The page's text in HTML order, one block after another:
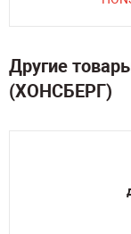
Другие
(ХОНСБЕРГ)